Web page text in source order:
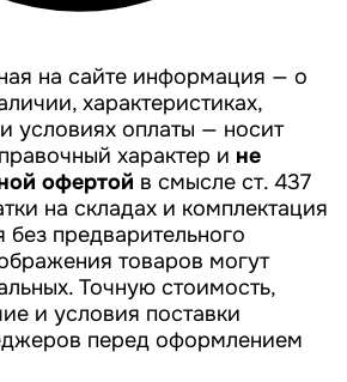
на сайте информация — о
характеристиках,
условиях оплаты — носит
характер и не
офертой в смысле ст. 437
на складах и комплектация
без предварительного
товаров могут
Точную стоимость,
и условия поставки
перед оформлением